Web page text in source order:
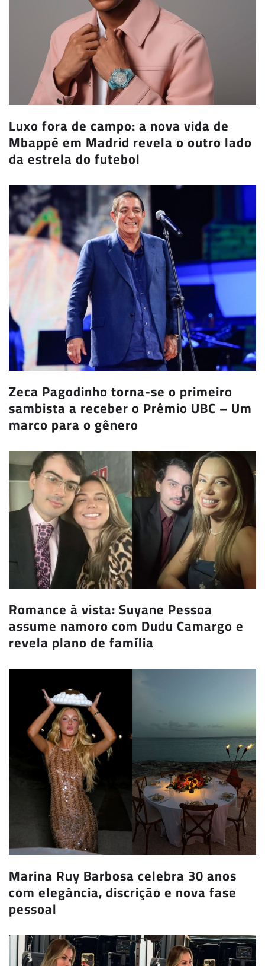
Luxo fora de campo: a nova vida de
Mbappé em Madrid revela o outro lado
da estrela do futebol
Zeca Pagodinho torna-se o primeiro
sambista a receber o Prêmio UBC – Um
marco para o gênero
Romance à vista: Suyane Pessoa
assume namoro com Dudu Camargo e
revela plano de família
Marina Ruy Barbosa celebra 30 anos
com elegância, discrição e nova fase
pessoal